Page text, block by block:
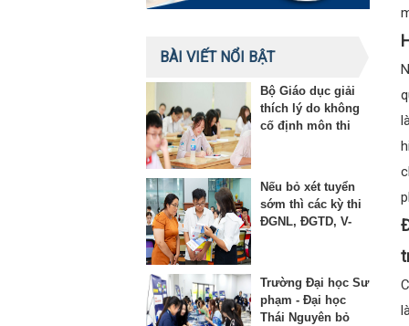
BÀI VIẾT NỔI BẬT
Bộ Giáo dục giải
thích lý do không
cố định môn thi
Nếu bỏ xét tuyển
sớm thì các kỳ thi
ĐGNL, ĐGTD, V-
Trường Đại học Sư
phạm - Đại học
Thái Nguyên bỏ